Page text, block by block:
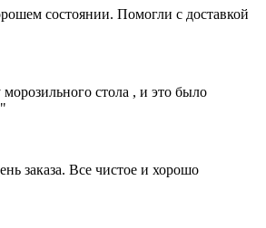
состоянии. Помогли с доставкой
стола , и это было
заказа. Все чистое и хорошо